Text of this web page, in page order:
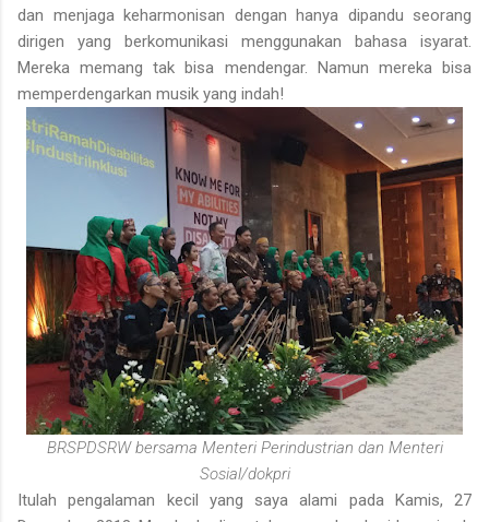
dan menjaga keharmonisan dengan hanya dipandu seorang
dirigen yang berkomunikasi menggunakan bahasa isyarat.
Mereka memang tak bisa mendengar. Namun mereka bisa
memperdengarkan musik yang indah!
BRSPDSRW bersama Menteri Perindustrian dan Menteri
Sosial/dokpri
Itulah pengalaman kecil yang saya alami pada Kamis, 27